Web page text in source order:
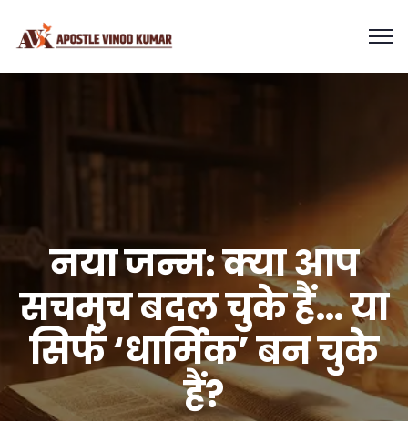
नया जन्म: क्या आप
सचमुच बदल चुके हैं… या
सिर्फ ‘धार्मिक’ बन चुके
हैं?